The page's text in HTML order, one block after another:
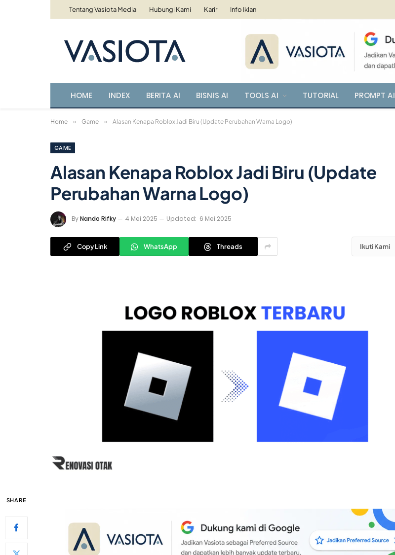
Tentang Vasiota Media Hubungi Kami Karir Info Iklan
HOME INDEX BERITA AI BISNIS AI TOOLS AI TUTORIAL PROMPT AI
Home » Game » Alasan Kenapa Roblox Jadi Biru (Update Perubahan Warna Logo)
GAME
Alasan Kenapa Roblox Jadi Biru (Update
Perubahan Warna Logo)
ByNando Rifky 4 Mei 2025 Updated: 6 Mei 2025
Copy Link WhatsApp Threads Ikuti Kami
SHARE